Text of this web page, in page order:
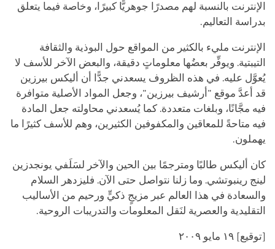
الإنترنت بالنسبة لهم مصدرًا جوهريًّا كبيرًا، وخاصة فيما يتعلق
بدراسة التعاليم.
الإنترنت مليء بالكثير من المواقع حول البوذية والثقافة
التيبتية. ويوفِّر بعضُها معلوماتٍ دقيقة، والبعض الآخر للأسف لا
يُعوَّل عليه. في هذه الظروف يسعدني جدًّا أن أليكس بيرزين
قد أعدَّ موقع "أرشيف بيرزين"، وجعل المواد الأصلية متوافرة
فيه مجَّانًا، وبلغات متعددة. كما يُسعدني محاولته جعل المادة
فيه متاحةً للمعاقين والمكفوفين الكثيرين، وهم للأسف كثيرًا ما
يهملون.
كان أليكس طالبًا ومترجمًا بين الحين والآخر لسَلَفي يونجدزين
لينج رينبوتشي. وما زلنا نتواصل حتى الآن. فليزدهر السلام
والسعادة في هذا العالم عبر مزيجٍ ذكيٍّ ورحيم من الأساليب
التقليدية والعصرية لنَقل المعلومات والتدريبات الروحية.
[توقيع] ١٩ مايو ٢٠٠٩